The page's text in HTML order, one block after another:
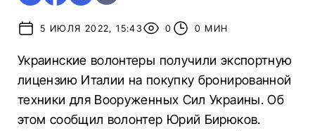
5 ИЮЛЯ 2022, 15:43 0 0 МИН
Украинские волонтеры получили экспортную
лицензию Италии на покупку бронированной
техники для Вооруженных Сил Украины. Об
этом сообщил волонтер Юрий Бирюков.